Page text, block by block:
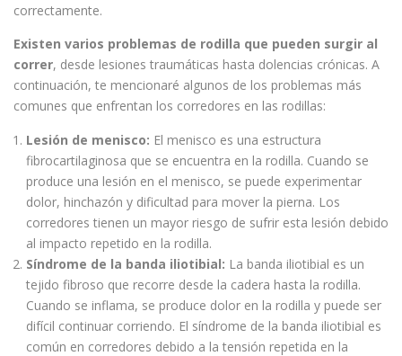
correctamente.
Existen varios problemas de rodilla que pueden surgir al
correr, desde lesiones traumáticas hasta dolencias crónicas. A
continuación, te mencionaré algunos de los problemas más
comunes que enfrentan los corredores en las rodillas:
Lesión de menisco: El menisco es una estructura
fibrocartilaginosa que se encuentra en la rodilla. Cuando se
produce una lesión en el menisco, se puede experimentar
dolor, hinchazón y dificultad para mover la pierna. Los
corredores tienen un mayor riesgo de sufrir esta lesión debido
al impacto repetido en la rodilla.
Síndrome de la banda iliotibial: La banda iliotibial es un
tejido fibroso que recorre desde la cadera hasta la rodilla.
Cuando se inflama, se produce dolor en la rodilla y puede ser
difícil continuar corriendo. El síndrome de la banda iliotibial es
común en corredores debido a la tensión repetida en la